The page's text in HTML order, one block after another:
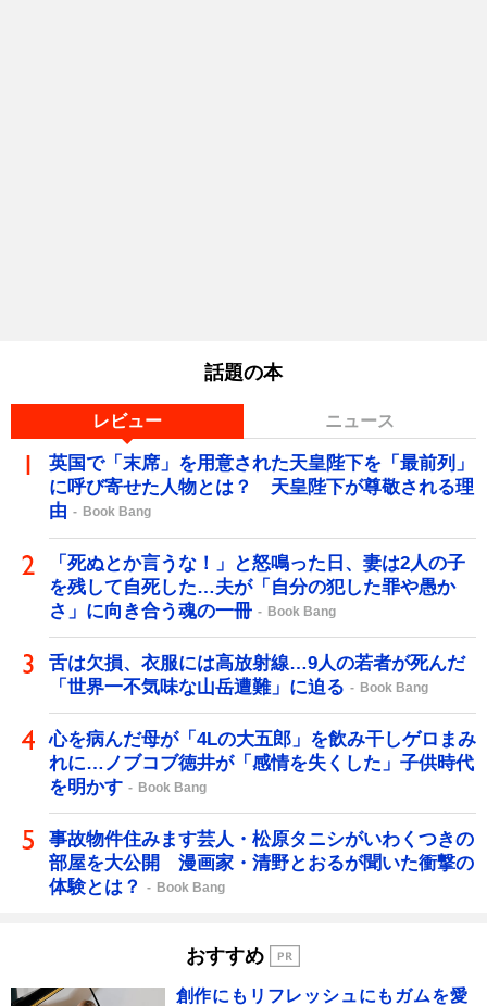
話題の本
レビュー ニュース
英国で「末席」を用意された天皇陛下を「最前列」
に呼び寄せた人物とは？ 天皇陛下が尊敬される理
由
Book Bang
「死ぬとか言うな！」と怒鳴った日、妻は2人の子
を残して自死した…夫が「自分の犯した罪や愚か
さ」に向き合う魂の一冊
Book Bang
舌は欠損、衣服には高放射線…9人の若者が死んだ
「世界一不気味な山岳遭難」に迫る
Book Bang
心を病んだ母が「4Lの大五郎」を飲み干しゲロまみ
れに…ノブコブ徳井が「感情を失くした」子供時代
を明かす
Book Bang
事故物件住みます芸人・松原タニシがいわくつきの
部屋を大公開 漫画家・清野とおるが聞いた衝撃の
体験とは？
Book Bang
おすすめ
創作にもリフレッシュにもガムを愛